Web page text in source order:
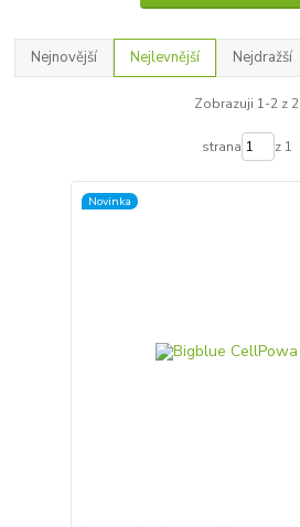
Nejnovější Nejlevnější Nejdražší
Zobrazuji 1-2 z 2
strana z 1
Novinka